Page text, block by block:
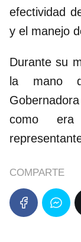
efectividad
y el manejo
Durante su
la mano
Gobernadora
como
COMPARTE